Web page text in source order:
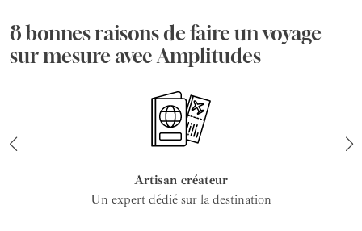
8 bonnes raisons de faire un voyage
sur mesure avec Amplitudes
Artisan créateur
Un expert dédié sur la destination